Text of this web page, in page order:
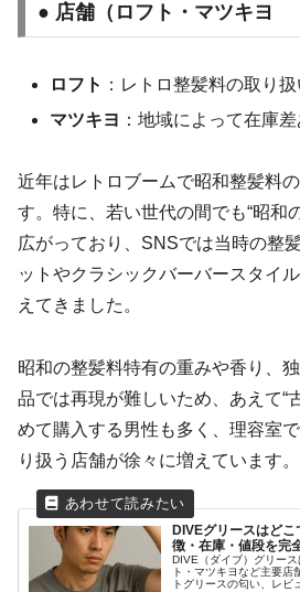
● 店舗（ロフト・マツキヨ
ロフト ：レトロ整髪料の取り
マツキヨ ：地域によって在庫差
近年はレトロブームで昭和整髪料
す。特に、若い世代の間でも“昭和
広がっており、SNSでは当時の整
ットやクラシックバーバースタイ
えてきました。
昭和の整髪料特有の重みや香り、
品では再現が難しいため、あえて“
めて購入する男性も多く、理容室
り扱う店舗が徐々に増えています。
DIVEグリースはど
徴・在庫・値段を完
DIVE（ダイブ）グリー
ト・マツキヨなど主要店
トグリースの匂い、レ